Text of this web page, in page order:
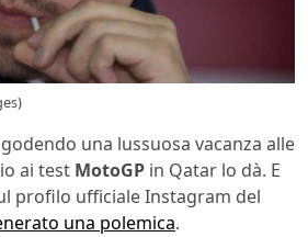
una lussuosa vacanza alle
ai test MotoGP in Qatar lo dà. E
profilo ufficiale Instagram del
una polemica.